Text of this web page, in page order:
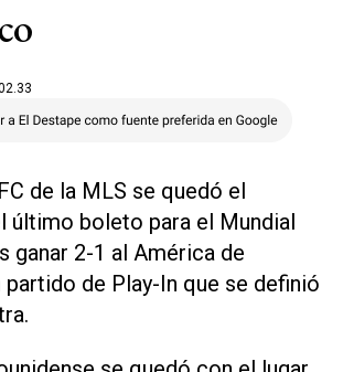
02.33
de la MLS se quedó el
último boleto para el Mundial
ganar 2-1 al América de
partido de Play-In que se definió